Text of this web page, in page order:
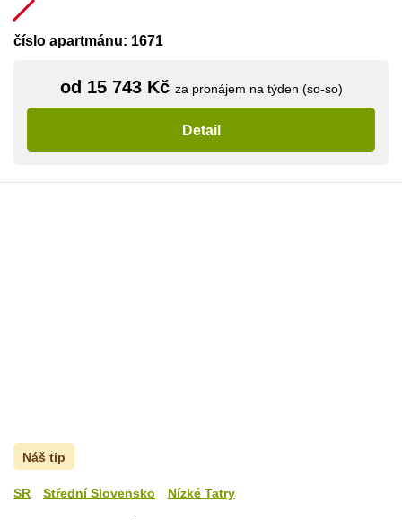
číslo apartmánu: 1671
od 15 743 Kč za pronájem na týden (so-so)
Detail
Náš tip
SR Střední Slovensko Nízké Tatry